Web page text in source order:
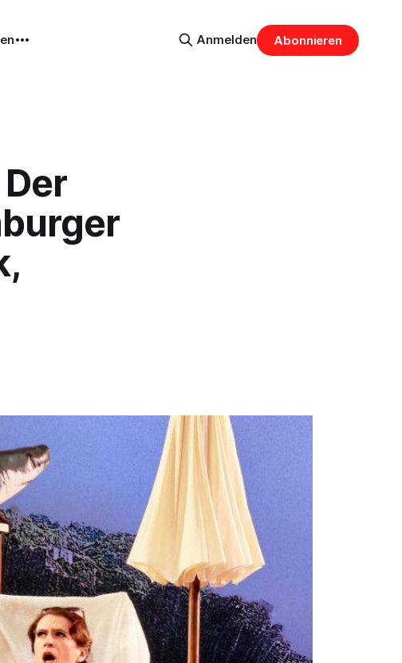
Anmelden Abonnieren